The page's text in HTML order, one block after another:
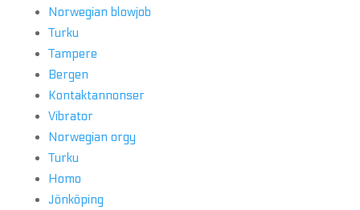
Norwegian blowjob
Turku
Tampere
Bergen
Kontaktannonser
Vibrator
Norwegian orgy
Turku
Homo
Jönköping